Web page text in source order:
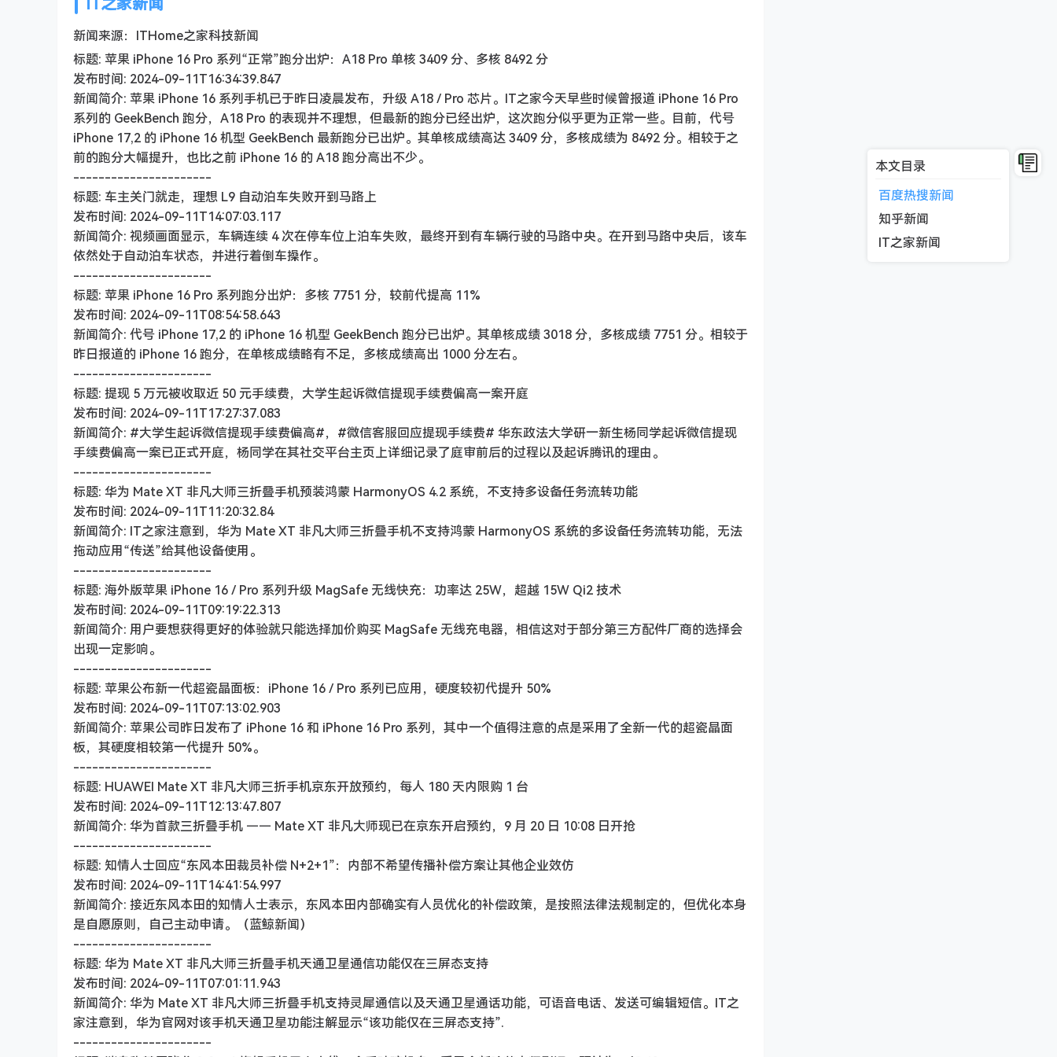
本文目录
百度热搜新闻
知乎新闻
IT之家新闻
新闻来源：ITHome之家科技新闻
标题: 苹果 iPhone 16 Pro 系列“正常”跑分出炉：A18 Pro 单核 3409 分、多核 8492 分
发布时间: 2024-09-11T16:34:39.847
新闻简介: 苹果 iPhone 16 系列手机已于昨日凌晨发布，升级 A18 / Pro 芯片。IT之家今天早些时候曾报道 iPhone 16 Pro
系列的 GeekBench 跑分，A18 Pro 的表现并不理想，但最新的跑分已经出炉，这次跑分似乎更为正常一些。目前，代号
iPhone 17,2 的 iPhone 16 机型 GeekBench 最新跑分已出炉。其单核成绩高达 3409 分，多核成绩为 8492 分。相较于之
前的跑分大幅提升，也比之前 iPhone 16 的 A18 跑分高出不少。
----------------------
标题: 车主关门就走，理想 L9 自动泊车失败开到马路上
发布时间: 2024-09-11T14:07:03.117
新闻简介: 视频画面显示，车辆连续 4 次在停车位上泊车失败，最终开到有车辆行驶的马路中央。在开到马路中央后，该车
依然处于自动泊车状态，并进行着倒车操作。
----------------------
标题: 苹果 iPhone 16 Pro 系列跑分出炉：多核 7751 分，较前代提高 11%
发布时间: 2024-09-11T08:54:58.643
新闻简介: 代号 iPhone 17,2 的 iPhone 16 机型 GeekBench 跑分已出炉。其单核成绩 3018 分，多核成绩 7751 分。相较于
昨日报道的 iPhone 16 跑分，在单核成绩略有不足，多核成绩高出 1000 分左右。
----------------------
标题: 提现 5 万元被收取近 50 元手续费，大学生起诉微信提现手续费偏高一案开庭
发布时间: 2024-09-11T17:27:37.083
新闻简介: #大学生起诉微信提现手续费偏高#，#微信客服回应提现手续费# 华东政法大学研一新生杨同学起诉微信提现
手续费偏高一案已正式开庭，杨同学在其社交平台主页上详细记录了庭审前后的过程以及起诉腾讯的理由。
----------------------
标题: 华为 Mate XT 非凡大师三折叠手机预装鸿蒙 HarmonyOS 4.2 系统，不支持多设备任务流转功能
发布时间: 2024-09-11T11:20:32.84
新闻简介: IT之家注意到，华为 Mate XT 非凡大师三折叠手机不支持鸿蒙 HarmonyOS 系统的多设备任务流转功能，无法
拖动应用“传送”给其他设备使用。
----------------------
标题: 海外版苹果 iPhone 16 / Pro 系列升级 MagSafe 无线快充：功率达 25W，超越 15W Qi2 技术
发布时间: 2024-09-11T09:19:22.313
新闻简介: 用户要想获得更好的体验就只能选择加价购买 MagSafe 无线充电器，相信这对于部分第三方配件厂商的选择会
出现一定影响。
----------------------
标题: 苹果公布新一代超瓷晶面板：iPhone 16 / Pro 系列已应用，硬度较初代提升 50%
发布时间: 2024-09-11T07:13:02.903
新闻简介: 苹果公司昨日发布了 iPhone 16 和 iPhone 16 Pro 系列，其中一个值得注意的点是采用了全新一代的超瓷晶面
板，其硬度相较第一代提升 50%。
----------------------
标题: HUAWEI Mate XT 非凡大师三折手机京东开放预约，每人 180 天内限购 1 台
发布时间: 2024-09-11T12:13:47.807
新闻简介: 华为首款三折叠手机 —— Mate XT 非凡大师现已在京东开启预约，9 月 20 日 10:08 日开抢
----------------------
标题: 知情人士回应“东风本田裁员补偿 N+2+1”：内部不希望传播补偿方案让其他企业效仿
发布时间: 2024-09-11T14:41:54.997
新闻简介: 接近东风本田的知情人士表示，东风本田内部确实有人员优化的补偿政策，是按照法律法规制定的，但优化本身
是自愿原则，自己主动申请。（蓝鲸新闻）
----------------------
标题: 华为 Mate XT 非凡大师三折叠手机天通卫星通信功能仅在三屏态支持
发布时间: 2024-09-11T07:01:11.943
新闻简介: 华为 Mate XT 非凡大师三折叠手机支持灵犀通信以及天通卫星通话功能，可语音电话、发送可编辑短信。IT之
家注意到，华为官网对该手机天通卫星功能注解显示“该功能仅在三屏态支⁠持”.
----------------------